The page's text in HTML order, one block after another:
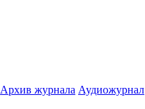
Архив журнала Аудиожурнал